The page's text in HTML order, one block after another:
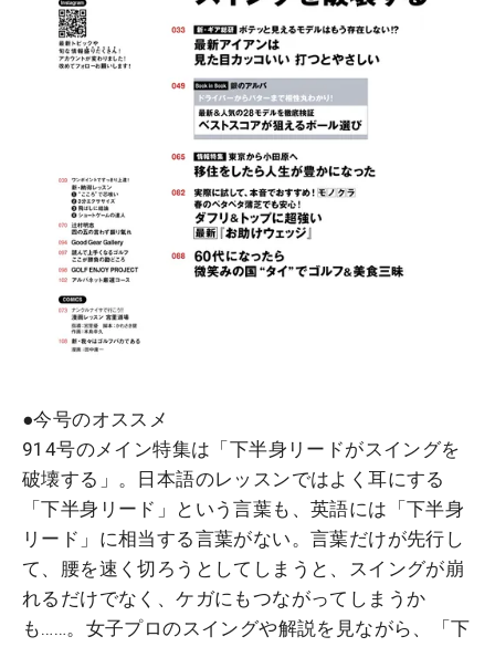
●今号のオススメ
914号のメイン特集は「下半身リードがスイングを
破壊する」。日本語のレッスンではよく耳にする
「下半身リード」という言葉も、英語には「下半身
リード」に相当する言葉がない。言葉だけが先行し
て、腰を速く切ろうとしてしまうと、スイングが崩
れるだけでなく、ケガにもつながってしまうか
も……。女子プロのスイングや解説を見ながら、「下